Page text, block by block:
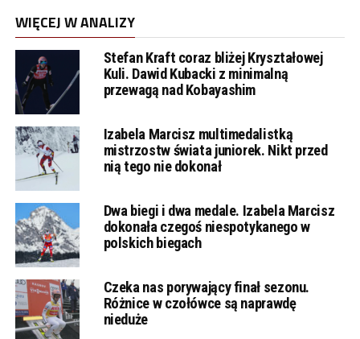
WIĘCEJ W ANALIZY
Stefan Kraft coraz bliżej Kryształowej
Kuli. Dawid Kubacki z minimalną
przewagą nad Kobayashim
Izabela Marcisz multimedalistką
mistrzostw świata juniorek. Nikt przed
nią tego nie dokonał
Dwa biegi i dwa medale. Izabela Marcisz
dokonała czegoś niespotykanego w
polskich biegach
Czeka nas porywający finał sezonu.
Różnice w czołówce są naprawdę
nieduże